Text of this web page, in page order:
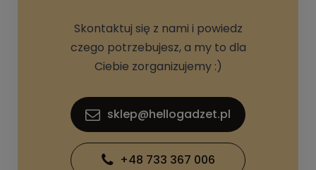
Skontaktuj się z nami i powiedz
czego potrzebujesz, a my to dla
Ciebie zorganizujemy :)
sklep@hellogadzet.pl
+48 733 367 006